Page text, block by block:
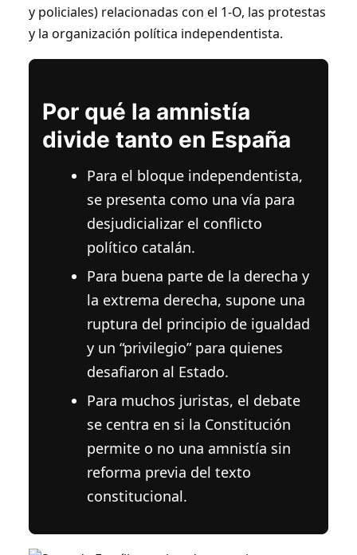
y policiales) relacionadas con el 1-O, las protestas
y la organización política independentista.
Por qué la amnistía
divide tanto en España
Para el bloque independentista,
se presenta como una vía para
desjudicializar el conflicto
político catalán.
Para buena parte de la derecha y
la extrema derecha, supone una
ruptura del principio de igualdad
y un “privilegio” para quienes
desafiaron al Estado.
Para muchos juristas, el debate
se centra en si la Constitución
permite o no una amnistía sin
reforma previa del texto
constitucional.